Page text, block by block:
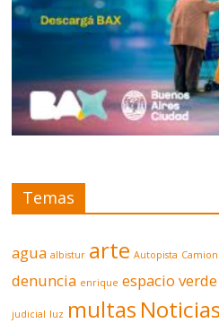
Temas
agua albistur arte Autopista
denuncia enrique espacio verde
judicial luz multas Noticias